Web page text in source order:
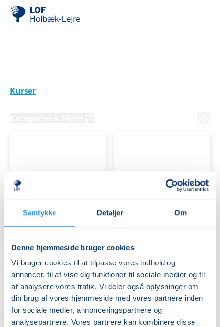
Samtykke Detaljer Om
Denne hjemmeside bruger cookies
Vi bruger cookies til at tilpasse vores indhold og
annoncer, til at vise dig funktioner til sociale medier og til
at analysere vores trafik. Vi deler også oplysninger om
din brug af vores hjemmeside med vores partnere inden
for sociale medier, annonceringspartnere og
analysepartnere. Vores partnere kan kombinere disse
Kurser
FOTOKURSUS
BEGYNDER
ons. 23.09.2026, 18.30
Holbæk
Claus Bech
FOTOKURSUS
UDVIDET
Holbæk
Claus Bech